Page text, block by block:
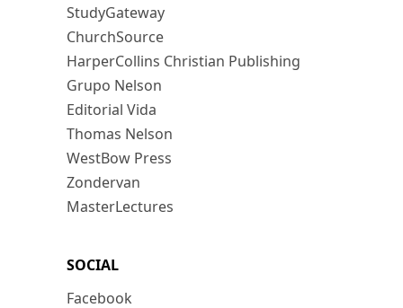
StudyGateway
ChurchSource
HarperCollins Christian Publishing
Grupo Nelson
Editorial Vida
Thomas Nelson
WestBow Press
Zondervan
MasterLectures
SOCIAL
Facebook